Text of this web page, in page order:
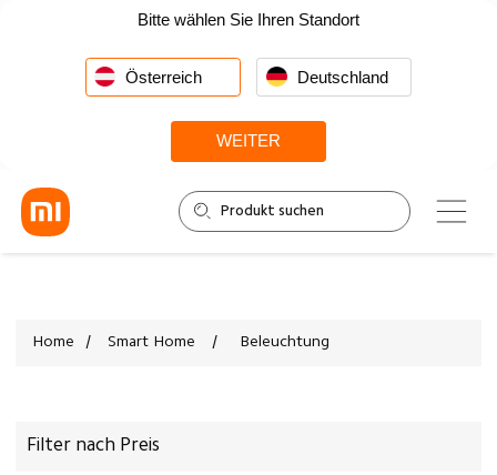
Bitte wählen Sie Ihren Standort
Österreich Deutschland
WEITER
Home / Smart Home / Beleuchtung
Filter nach Preis